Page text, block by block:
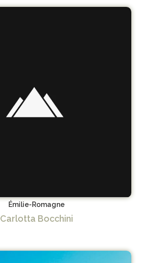
Émilie-Romagne
Carlotta Bocchini